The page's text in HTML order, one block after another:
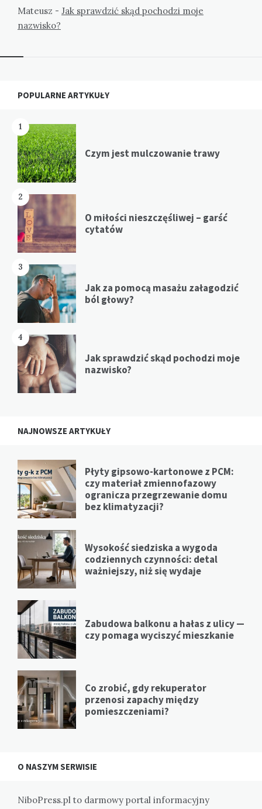
Mateusz - Jak sprawdzić skąd pochodzi moje
nazwisko?
Widgets
POPULARNE ARTYKUŁY
1
Czym jest mulczowanie trawy
2
O miłości nieszczęśliwej – garść
cytatów
3
Jak za pomocą masażu załagodzić
ból głowy?
4
Jak sprawdzić skąd pochodzi moje
nazwisko?
NAJNOWSZE ARTYKUŁY
Płyty gipsowo-kartonowe z PCM:
czy materiał zmiennofazowy
ogranicza przegrzewanie domu
bez klimatyzacji?
Wysokość siedziska a wygoda
codziennych czynności: detal
ważniejszy, niż się wydaje
Zabudowa balkonu a hałas z ulicy —
czy pomaga wyciszyć mieszkanie
Co zrobić, gdy rekuperator
przenosi zapachy między
pomieszczeniami?
O NASZYM SERWISIE
NiboPress.pl to darmowy portal informacyjny